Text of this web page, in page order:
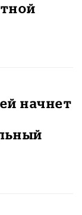
начнет